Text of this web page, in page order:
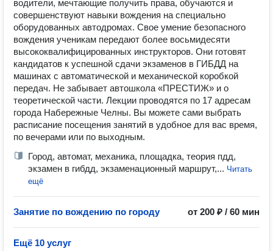
водители, мечтающие получить права, обучаются и
совершенствуют навыки вождения на специально
оборудованных автодромах. Свое умение безопасного
вождения ученикам передают более восьмидесяти
высококвалифицированных инструкторов. Они готовят
кандидатов к успешной сдачи экзаменов в ГИБДД на
машинах с автоматической и механической коробкой
передач. Не забывает автошкола «ПРЕСТИЖ» и о
теоретической части. Лекции проводятся по 17 адресам
города Набережные Челны. Вы можете сами выбрать
расписание посещения занятий в удобное для вас время,
по вечерами или по выходным.
Город, автомат, механика, площадка, теория пдд,
экзамен в гибдд, экзаменационный маршрут,... Читать
ещё
Занятие по вождению по городу от 200 ₽ / 60 мин
Ещё 10 услуг